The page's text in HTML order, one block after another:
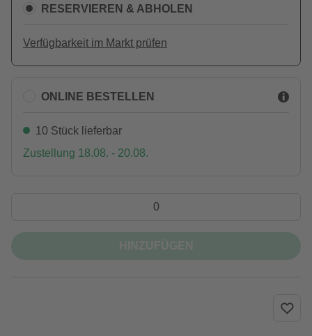
RESERVIEREN & ABHOLEN
Verfügbarkeit im Markt prüfen
ONLINE BESTELLEN
10 Stück lieferbar
Zustellung 18.08. - 20.08.